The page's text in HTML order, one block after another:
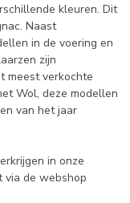
kleuren. Dit
Naast
in de voering en
zijn
meest verkochte
Wol, deze modellen
van het jaar
in onze
via de webshop